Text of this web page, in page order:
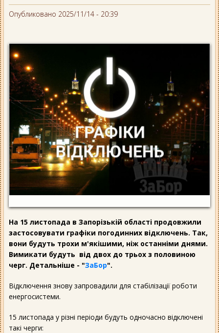
Опубликовано 2025/11/14 - 20:39
На 15 листопада в Запорізькій області продовжили
застосовувати графіки погодинних відключень. Так,
вони будуть трохи м'якішими, ніж останніми днями.
Вимикати будуть від двох до трьох з половиною
черг. Детальніше - "ЗаБор".
Відключення знову запровадили для стабілізації роботи
енергосистеми.
15 листопада у різні періоди будуть одночасно відключені
такі черги: